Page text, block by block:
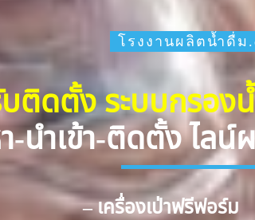
โรงงานผลิตน้ำดื่ม
ติดตั้ง ระบบกรอง
-นำเข้า-ติดตั้ง ไล
– เครื่องเป่าฟรีฟอร์ม